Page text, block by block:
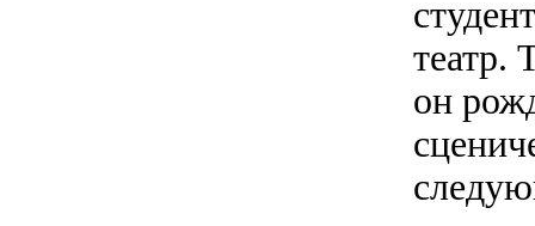
театр.
он